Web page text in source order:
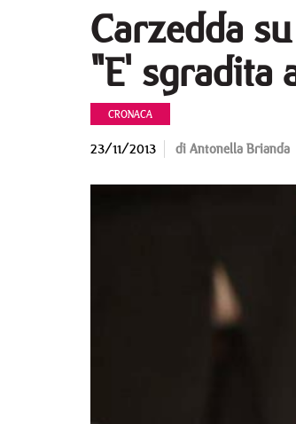
Carzedda
"E' sgradita
CRONACA
23/11/2013 di Antonella Brianda